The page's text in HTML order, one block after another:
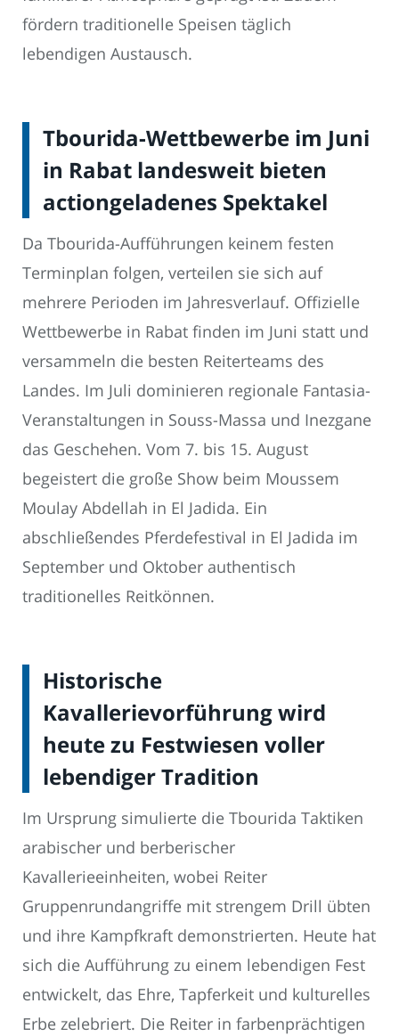
fördern traditionelle Speisen täglich
lebendigen Austausch.
Tbourida-Wettbewerbe im Juni
in Rabat landesweit bieten
actiongeladenes Spektakel
Da Tbourida-Aufführungen keinem festen
Terminplan folgen, verteilen sie sich auf
mehrere Perioden im Jahresverlauf. Offizielle
Wettbewerbe in Rabat finden im Juni statt und
versammeln die besten Reiterteams des
Landes. Im Juli dominieren regionale Fantasia-
Veranstaltungen in Souss-Massa und Inezgane
das Geschehen. Vom 7. bis 15. August
begeistert die große Show beim Moussem
Moulay Abdellah in El Jadida. Ein
abschließendes Pferdefestival in El Jadida im
September und Oktober authentisch
traditionelles Reitkönnen.
Historische
Kavallerievorführung wird
heute zu Festwiesen voller
lebendiger Tradition
Im Ursprung simulierte die Tbourida Taktiken
arabischer und berberischer
Kavallerieeinheiten, wobei Reiter
Gruppenrundangriffe mit strengem Drill übten
und ihre Kampfkraft demonstrierten. Heute hat
sich die Aufführung zu einem lebendigen Fest
entwickelt, das Ehre, Tapferkeit und kulturelles
Erbe zelebriert. Die Reiter in farbenprächtigen